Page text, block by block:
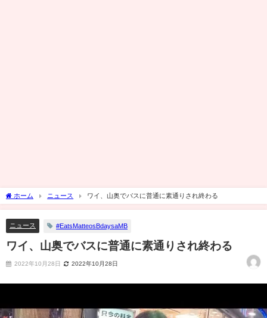
ホーム ニュース ワイ、山奥でバスに普通に素通りされ終わる
ニュース #EatsMatteosBdaysaMB
ワイ、山奥でバスに普通に素通りされ終わる
2022年10月28日 2022年10月28日